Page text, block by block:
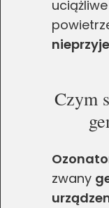
Czym
zwany